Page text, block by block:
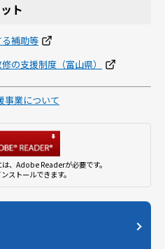
ト
補助等
の支援制度（富山県）
事業について
、Adobe Readerが必要です。
ストールできます。